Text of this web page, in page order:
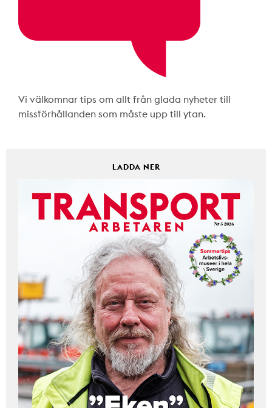
Vi välkomnar tips om allt från glada nyheter till
missförhållanden som måste upp till ytan.
LADDA NER